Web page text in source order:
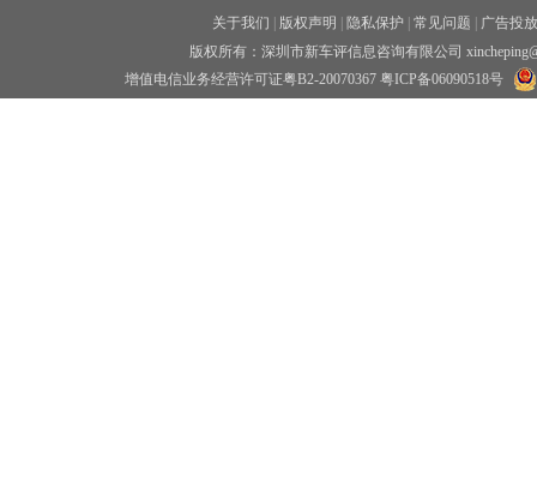
关于我们 版权声明 隐私保护 常见问题
广告投放
版权所有：深圳市新车评信息咨询有限公司
增值电信业务经营许可证粤B2-20070367 粤ICP备06090518号